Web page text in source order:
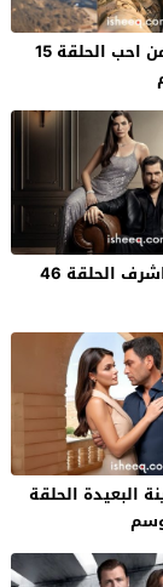
مسلسل انت من احب الحلقة 15
الحلقة 46
البعيدة الحلقة